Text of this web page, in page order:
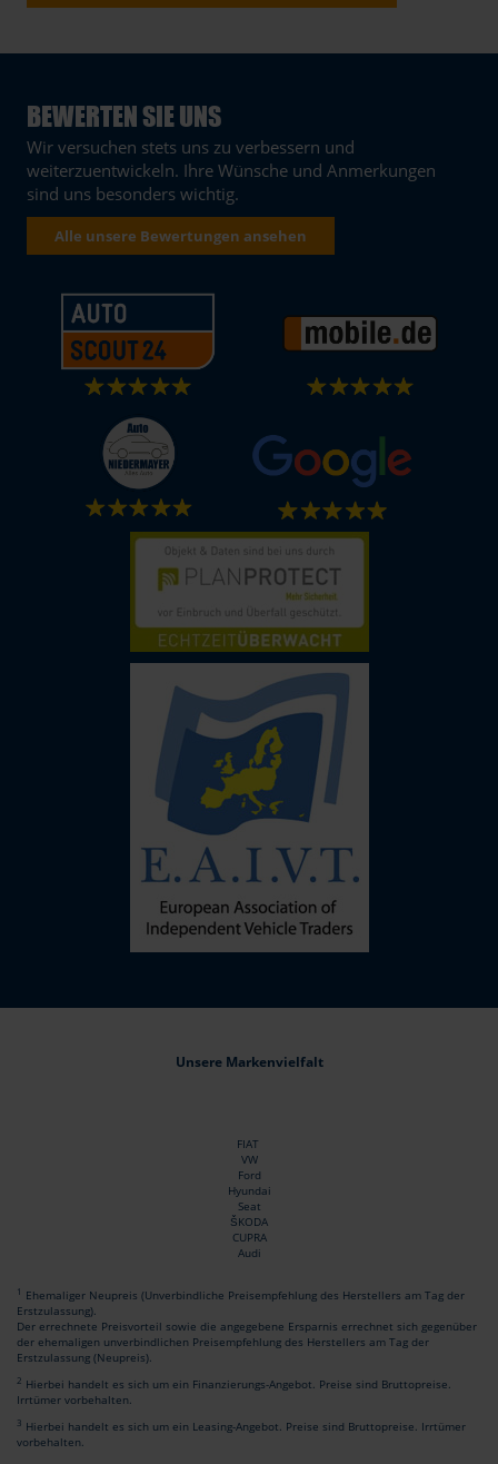
BEWERTEN SIE UNS
Wir versuchen stets uns zu verbessern und
weiterzuentwickeln. Ihre Wünsche und Anmerkungen
sind uns besonders wichtig.
Alle unsere Bewertungen ansehen
Unsere Markenvielfalt
FIAT
VW
Ford
Hyundai
Seat
ŠKODA
CUPRA
Audi
1 Ehemaliger Neupreis (Unverbindliche Preisempfehlung des Herstellers am Tag der
Erstzulassung).
Der errechnete Preisvorteil sowie die angegebene Ersparnis errechnet sich gegenüber
der ehemaligen unverbindlichen Preisempfehlung des Herstellers am Tag der
Erstzulassung (Neupreis).
2 Hierbei handelt es sich um ein Finanzierungs-Angebot. Preise sind Bruttopreise.
Irrtümer vorbehalten.
3 Hierbei handelt es sich um ein Leasing-Angebot. Preise sind Bruttopreise. Irrtümer
vorbehalten.